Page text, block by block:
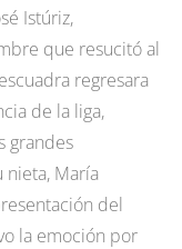
Istúriz,
que resucitó al
regresara
de la liga,
grandes
nieta, María
del
la emoción por